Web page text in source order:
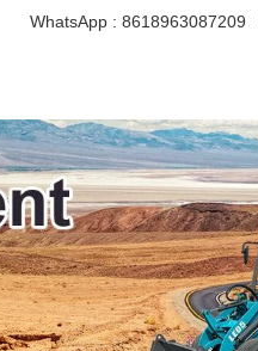
WhatsApp : 8618963087209